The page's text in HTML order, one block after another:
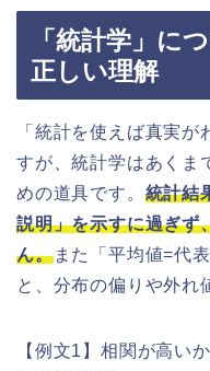
「統計学」に
正しい理解
「統計を使えば真実
すが、統計学はあくま
めの道具です。 統計結
説明」を示すに過ぎず
ん。また「平均値=代
と、分布の偏りや外れ
【例文1】相関が高い